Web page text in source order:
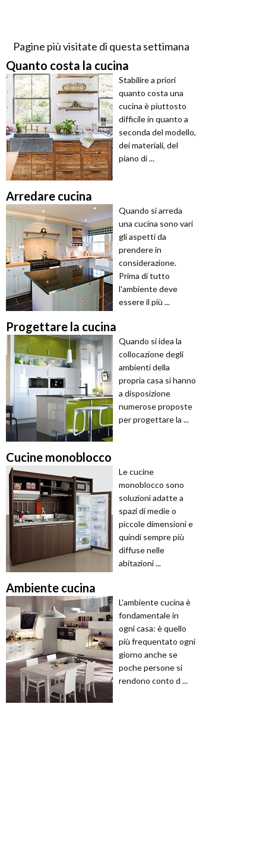
Pagine più visitate di questa settimana
Quanto costa la cucina
Stabilire a priori
quanto costa una
cucina è piuttosto
difficile in quanto a
seconda del modello,
dei materiali, del
piano di ...
Arredare cucina
Quando si arreda
una cucina sono vari
gli aspetti da
prendere in
considerazione.
Prima di tutto
l'ambiente deve
essere il più ...
Progettare la cucina
Quando si idea la
collocazione degli
ambienti della
propria casa si hanno
a disposizione
numerose proposte
per progettare la ...
Cucine monoblocco
Le cucine
monoblocco sono
soluzioni adatte a
spazi di medie o
piccole dimensioni e
quindi sempre più
diffuse nelle
abitazioni ...
Ambiente cucina
L'ambiente cucina è
fondamentale in
ogni casa: è quello
più frequentato ogni
giorno anche se
poche persone si
rendono conto d ...